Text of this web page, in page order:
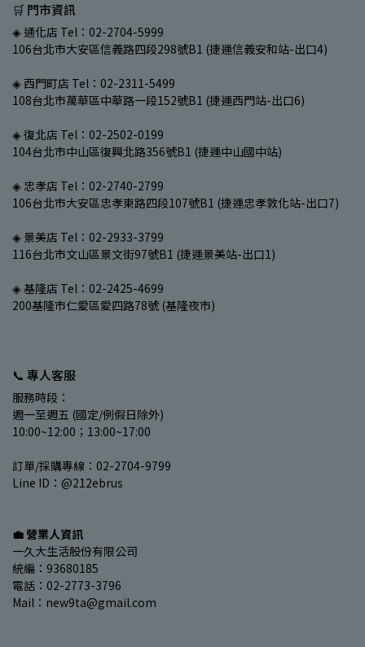
🛒 門市資訊
◈ 通化店 Tel：02-2704-5999
106台北市大安區信義路四段298號B1 (捷運信義安和站-出口4)
◈ 西門町店 Tel：02-2311-5499
108台北市萬華區中華路一段152號B1 (捷運西門站-出口6)
◈ 復北店 Tel：02-2502-0199
104台北市中山區復興北路356號B1 (捷運中山國中站)
◈ 忠孝店 Tel：02-2740-2799
106台北市大安區忠孝東路四段107號B1 (捷運忠孝敦化站-出口7)
◈ 景美店 Tel：02-2933-3799
116台北市文山區景文街97號B1 (捷運景美站-出口1)
◈ 基隆店 Tel：02-2425-4699
200基隆市仁愛區愛四路78號 (基隆夜市)
📞 專人客服
服務時段：
週一至週五 (國定/例假日除外)
10:00~12:00；13:00~17:00
訂單/採購專線：02-2704-9799
Line ID：@212ebrus
💼 營業人資訊
一久大生活股份有限公司
統編：93680185
電話：02-2773-3796
Mail：new9ta@gmail.com